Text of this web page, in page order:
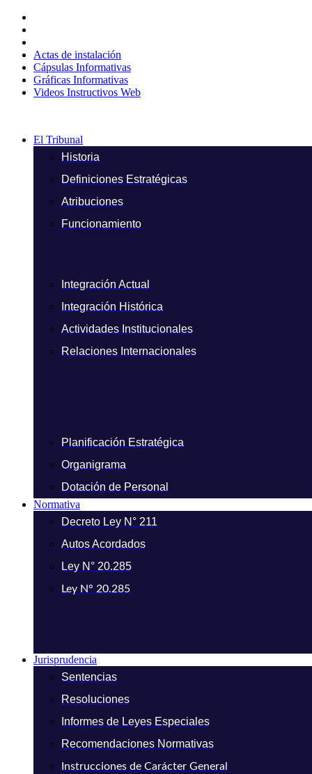
contenido
Actas de instalación
Cápsulas Informativas
Gráficas Informativas
Videos Instructivos Web
El Tribunal
Historia
Definiciones Estratégicas
Atribuciones
Funcionamiento
Integración Actual
Integración Histórica
Actividades Institucionales
Relaciones Internacionales
Planificación Estratégica
Organigrama
Dotación de Personal
Normativa
Decreto Ley N° 211
Autos Acordados
Ley N° 20.285
Ley N° 20.285
Jurisprudencia
Sentencias
Resoluciones
Informes de Leyes Especiales
Recomendaciones Normativas
Instrucciones de Carácter General